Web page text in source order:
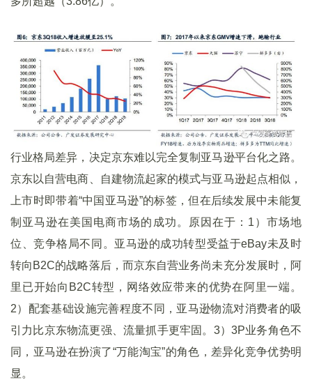
行业格局差异，决定京东难以完全复制亚马逊平台化之路。
京东以自营电商、自建物流起家的模式与亚马逊起点相似，
上市时即带着“中国亚马逊”的标签，但在后续发展中未能复
制亚马逊在美国电商市场的成功。原因在于：1）市场地
位、竞争格局不同。亚马逊的成功转型受益于eBay未及时
转向B2C的战略落后，而京东自营业务尚未充分发展时，阿
里已开始向B2C转型，网络效应带来的优势在阿里一端。
2）配套基础设施完善程度不同，亚马逊物流对消费者的吸
引力比京东物流更强、流量抓手更牢固。3）3P业务角色不
同，亚马逊在扮演了“万能淘宝”的角色，差异化竞争优势明
显。